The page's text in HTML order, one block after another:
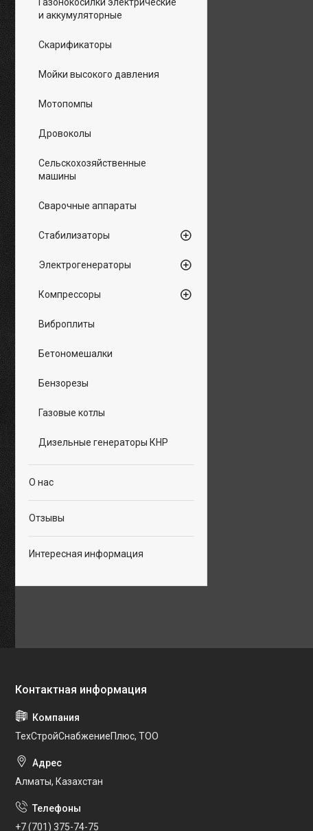
и аккумуляторные
Скарификаторы
Мойки высокого давления
Мотопомпы
Дровоколы
Сельскохозяйственные
машины
Сварочные аппараты
Стабилизаторы
Электрогенераторы
Компрессоры
Виброплиты
Бетономешалки
Бензорезы
Газовые котлы
Дизельные генераторы КНР
О нас
Отзывы
Интересная информация
ТехСтройСнабжениеПлюс, ТОО
Алматы, Казахстан
+7 (701) 375-74-75